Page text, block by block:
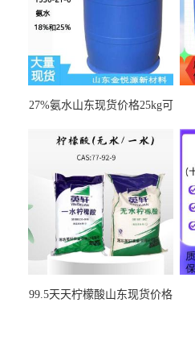
27%氨水山东现货价格25kg可
99.5天天柠檬酸山东现货价格